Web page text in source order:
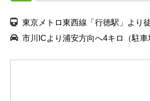
東京メトロ東西線「行徳駅」より
市川ICより浦安方向へ4キロ（駐車